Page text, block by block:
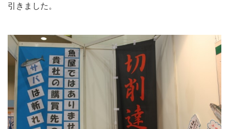
引きました。